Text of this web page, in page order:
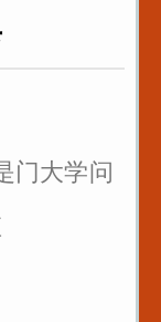
门大学问